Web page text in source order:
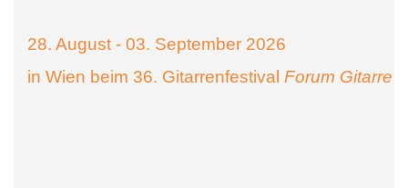
28. August - 03. September 2026
in Wien beim 36. Gitarrenfestival Forum Gitarre